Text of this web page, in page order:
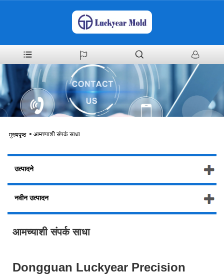
मुख्यपृष्ठ > आमच्याशी संपर्क साधा
उत्पादने
नवीन उत्पादन
आमच्याशी संपर्क साधा
Dongguan Luckyear Precision